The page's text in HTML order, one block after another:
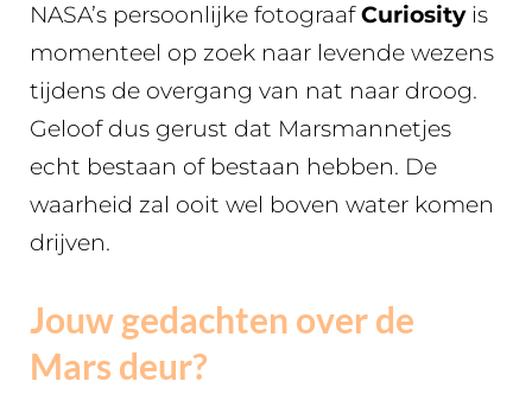
NASA’s persoonlijke fotograafCuriosityis
momenteel op zoek naar levende wezens
tijdens de overgang van nat naar droog.
Geloof dus gerust dat Marsmannetjes
echt bestaan of bestaan hebben. De
waarheid zal ooit wel boven water komen
drijven.
Jouw gedachten over de
Mars deur?